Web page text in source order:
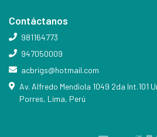
Contáctanos
981164773
947050009
acbrigs@hotmail.com
Av. Alfredo Mendiola 1049 2da Int.101
Porres, Lima, Perú